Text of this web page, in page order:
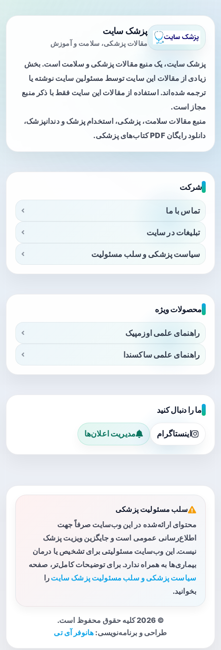
پزشک سایت
مقالات پزشکی، سلامت و آموزش
پزشک سایت، یک منبع مقالات پزشکی و سلامت است. بخش
زیادی از مقالات این سایت توسط مسئولین سایت نوشته یا
ترجمه شده‌اند. استفاده از مقالات این سایت فقط با ذکر منبع
مجاز است.
منبع مقالات سلامت، پزشکی، استخدام پزشک و دندانپزشک،
دانلود رایگان PDF کتاب‌های پزشکی.
شرکت
تماس با ما
تبلیغات در سایت
سیاست پزشکی و سلب مسئولیت
محصولات ویژه
راهنمای علمی اوزمپیک
راهنمای علمی ساکسندا
ما را دنبال کنید
اینستاگرام مدیریت اعلان‌ها
سلب مسئولیت پزشکی
محتوای ارائه‌شده در این وب‌سایت صرفاً جهت
اطلاع‌رسانی عمومی است و جایگزین ویزیت پزشک
نیست. این وب‌سایت مسئولیتی برای تشخیص یا درمان
بیماری‌ها به همراه ندارد. برای توضیحات کامل‌تر، صفحه
سیاست پزشکی و سلب مسئولیت پزشک سایت را
بخوانید.
© 2026 کلیه حقوق محفوظ است.
طراحی و برنامه‌نویسی: هانوفر آی تی